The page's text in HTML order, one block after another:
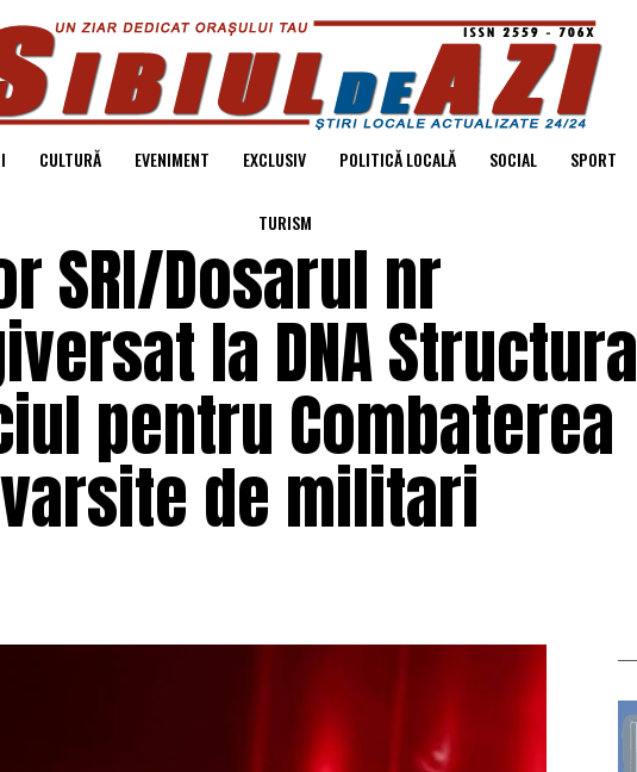
CULTURĂ EVENIMENT EXCLUSIV POLITICĂ LOCALĂ SOCIAL SPORT
TURISM
SRI/Dosarul nr
la DNA Structura
pentru Combaterea
de militari